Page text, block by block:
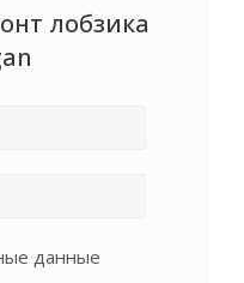
лобзика
данные